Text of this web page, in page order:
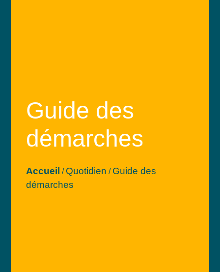
Guide des
démarches
Accueil / Quotidien / Guide des
démarches